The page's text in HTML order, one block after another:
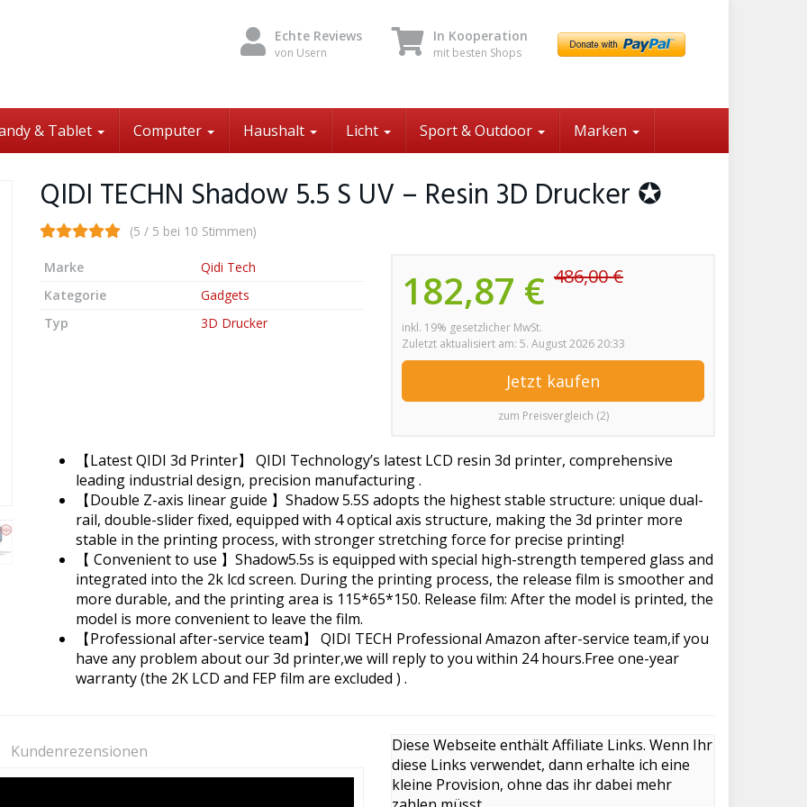
Echte Reviews
von Usern
In Kooperation
mit besten Shops
& Tablet Computer Haushalt Licht Sport & Outdoor Marken
QIDI TECHN Shadow 5.5 S UV – Resin 3D Drucker ✪
(5 / 5 bei 10 Stimmen)
182,87 € 486,00 €
inkl. 19% gesetzlicher MwSt.
Zuletzt aktualisiert am: 5. August 2026 20:33
Jetzt kaufen
zum Preisvergleich (2)
Marke
Qidi Tech
Kategorie
Gadgets
Typ
3D Drucker
【Latest QIDI 3d Printer】 QIDI Technology’s latest LCD resin 3d printer, comprehensive
leading industrial design, precision manufacturing .
【Double Z-axis linear guide 】Shadow 5.5S adopts the highest stable structure: unique dual-
rail, double-slider fixed, equipped with 4 optical axis structure, making the 3d printer more
stable in the printing process, with stronger stretching force for precise printing!
【 Convenient to use 】Shadow5.5s is equipped with special high-strength tempered glass and
integrated into the 2k lcd screen. During the printing process, the release film is smoother and
more durable, and the printing area is 115*65*150. Release film: After the model is printed, the
model is more convenient to leave the film.
【Professional after-service team】 QIDI TECH Professional Amazon after-service team,if you
have any problem about our 3d printer,we will reply to you within 24 hours.Free one-year
warranty (the 2K LCD and FEP film are excluded ) .
Kundenrezensionen
Diese Webseite enthält Affiliate Links. Wenn Ihr
diese Links verwendet, dann erhalte ich eine
kleine Provision, ohne das ihr dabei mehr